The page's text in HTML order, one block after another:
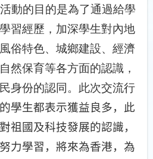
動的目的是為了通過給學
習經歷，加深學生對內地
俗特色、城鄉建設、經濟
然保育等各方面的認識，
身份的認同。此次交流行
學生都表示獲益良多，此
祖國及科技發展的認識，
力學習，將來為香港，為